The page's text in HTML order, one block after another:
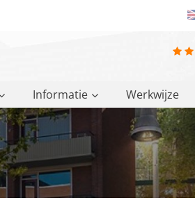
Informatie Werkwijze